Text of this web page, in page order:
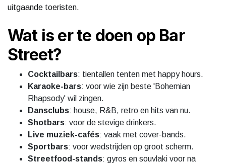
uitgaande toeristen.
Wat is er te doen op Bar
Street?
Cocktailbars: tientallen tenten met happy hours.
Karaoke-bars: voor wie zijn beste 'Bohemian
Rhapsody' wil zingen.
Dansclubs: house, R&B, retro en hits van nu.
Shotbars: voor de stevige drinkers.
Live muziek-cafés: vaak met cover-bands.
Sportbars: voor wedstrijden op groot scherm.
Streetfood-stands: gyros en souvlaki voor na